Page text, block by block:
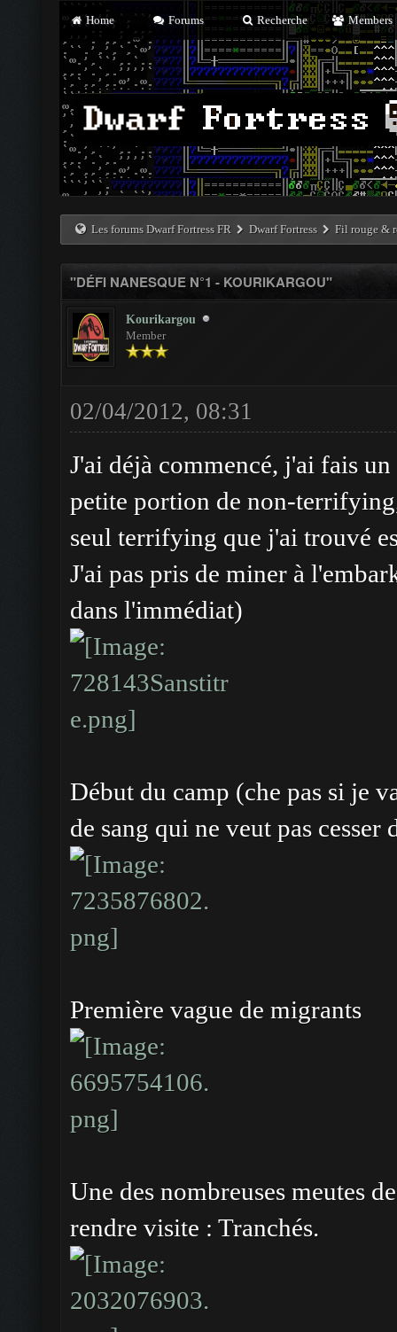
Home Forums Recherche Members
Les forums Dwarf Fortress FR Dwarf Fortress Fil rouge &
"DÉFI NANESQUE N°1 - KOURIKARGOU"
Kourikargou
Member
02/04/2012, 08:31
J'ai déjà commencé, j'ai fais
petite portion de non-
seul terrifying que j'ai trouvé
J'ai pas pris de miner à
dans l'immédiat)
Début du camp (che pas si je
de sang qui ne veut pas cesser
Première vague de migrants
Une des nombreuses meutes
rendre visite : Tranchés.